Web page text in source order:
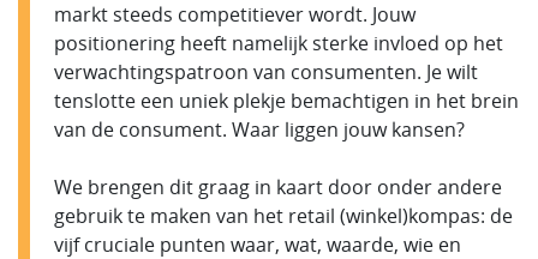
markt steeds competitiever wordt. Jouw
positionering heeft namelijk sterke invloed op het
verwachtingspatroon van consumenten. Je wilt
tenslotte een uniek plekje bemachtigen in het brein
van de consument. Waar liggen jouw kansen?
We brengen dit graag in kaart door onder andere
gebruik te maken van het retail (winkel)kompas: de
vijf cruciale punten waar, wat, waarde, wie en